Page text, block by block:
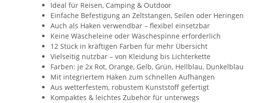
Ideal für Reisen, Camping & Outdoor
Einfache Befestigung an Zeltstangen, Seilen oder Heringen
Auch als Haken verwendbar – flexibel einsetzbar
Keine Wäscheleine oder Wäschespinne erforderlich
12 Stück in kräftigen Farben für mehr Übersicht
Vielseitig nutzbar – von Kleidung bis Lichterkette
Farben: je 2x Rot, Orange, Gelb, Grün, Hellblau, Dunkelblau
Mit integriertem Haken zum schnellen Aufhängen
Aus wetterfestem, robustem Kunststoff gefertigt
Kompaktes & leichtes Zubehör für unterwegs